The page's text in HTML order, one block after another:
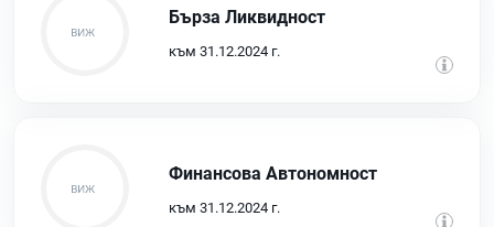
Бърза Ликвидност
към 31.12.2024 г.
Финансова Автономност
към 31.12.2024 г.